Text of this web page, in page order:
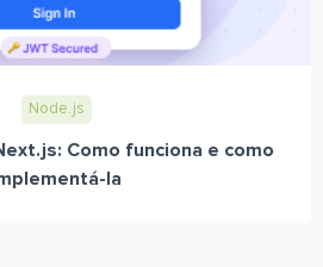
Node.js
Como funciona e como
la